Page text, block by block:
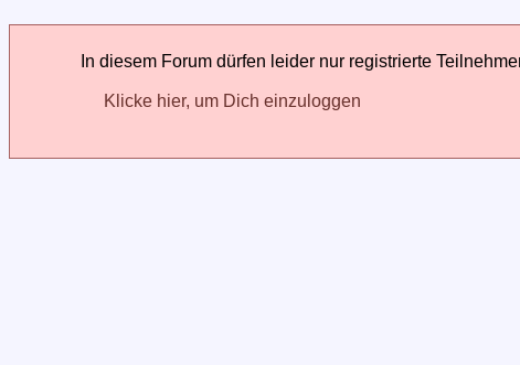
In diesem Forum dürfen leider nur registrierte
Klicke hier, um Dich einzuloggen